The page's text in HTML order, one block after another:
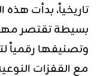
تاريخياً، بدأت
بسيطة تقتصر
وتصنيفها رقمياً
مع القفزات